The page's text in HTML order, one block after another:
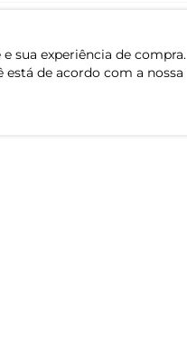
sua experiência de compra.
de acordo com a nossa